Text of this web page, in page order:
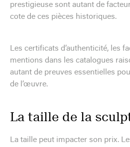
prestigieuse sont autant de
cote de ces pièces historiques.
Les certificats d’authenticité, les
mentions dans les catalogues
autant de preuves essentielles
de l’œuvre.
La taille de la
La taille peut impacter son prix.